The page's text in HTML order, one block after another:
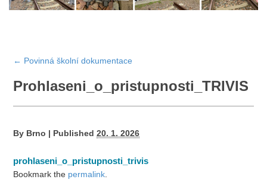
← Povinná školní dokumentace
Prohlaseni_o_pristupnosti_TRIVIS
By Brno | Published 20. 1. 2026
prohlaseni_o_pristupnosti_trivis
Bookmark the permalink.